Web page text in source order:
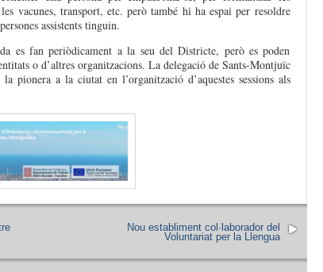
vacunes, transport, etc. però també hi ha espai per resoldre
assistents tinguin.
es fan periòdicament a la seu del Districte, però es poden
o d’altres organitzacions. La delegació de Sants-Montjuïc
pionera a la ciutat en l’organització d’aquestes sessions als
Nou establiment col·laborador del
Voluntariat per la Llengua